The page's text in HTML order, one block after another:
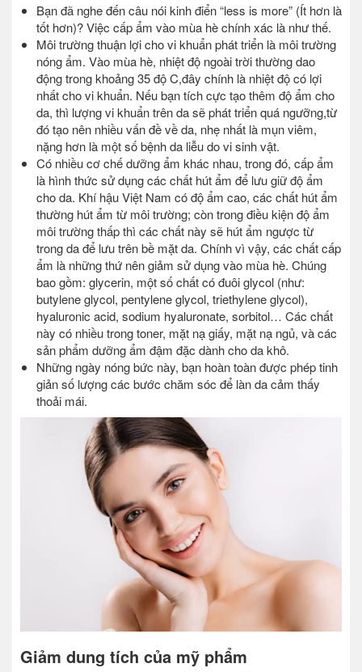
Bạn đã nghe đến câu nói kinh điển “less is more” (Ít hơn là
tốt hơn)? Việc cấp ẩm vào mùa hè chính xác là như thế.
Môi trường thuận lợi cho vi khuẩn phát triển là môi trường
nóng ẩm. Vào mùa hè, nhiệt độ ngoài trời thường dao
động trong khoảng 35 độ C,đây chính là nhiệt độ có lợi
nhất cho vi khuẩn. Nếu bạn tích cực tạo thêm độ ẩm cho
da, thì lượng vi khuẩn trên da sẽ phát triển quá ngưỡng,từ
đó tạo nên nhiều vấn đề về da, nhẹ nhất là mụn viêm,
nặng hơn là một số bệnh da liễu do vi sinh vật.
Có nhiều cơ chế dưỡng ẩm khác nhau, trong đó, cấp ẩm
là hình thức sử dụng các chất hút ẩm để lưu giữ độ ẩm
cho da. Khí hậu Việt Nam có độ ẩm cao, các chất hút ẩm
thường hút ẩm từ môi trường; còn trong điều kiện độ ẩm
môi trường thấp thì các chất này sẽ hút ẩm ngược từ
trong da để lưu trên bề mặt da. Chính vì vậy, các chất cấp
ẩm là những thứ nên giảm sử dụng vào mùa hè. Chúng
bao gồm: glycerin, một số chất có đuôi glycol (như:
butylene glycol, pentylene glycol, triethylene glycol),
hyaluronic acid, sodium hyaluronate, sorbitol… Các chất
này có nhiều trong toner, mặt nạ giấy, mặt nạ ngủ, và các
sản phẩm dưỡng ẩm đậm đặc dành cho da khô.
Những ngày nóng bức này, bạn hoàn toàn được phép tinh
giản số lượng các bước chăm sóc để làn da cảm thấy
thoải mái.
Giảm dung tích của mỹ phẩm